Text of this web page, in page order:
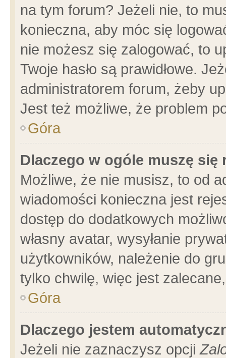
na tym forum? Jeżeli nie, to
konieczna, aby móc się
nie możesz się zalogować, to
Twoje hasło są prawidłowe.
administratorem forum, żeby
Jest też możliwe, że problem
Góra
Dlaczego w ogóle muszę się
Możliwe, że nie musisz, to od
wiadomości konieczna jest
dostęp do dodatkowych
własny avatar, wysyłanie
użytkowników, należenie do
tylko chwilę, więc jest
Góra
Dlaczego jestem
Jeżeli nie zaznaczysz opcji